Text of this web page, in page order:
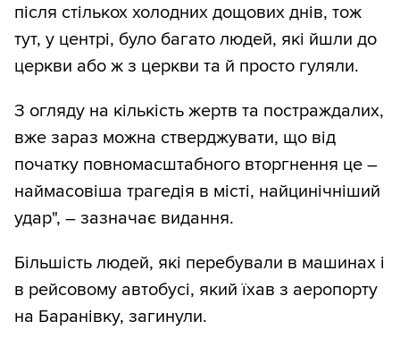
після стількох холодних дощових днів, тож
тут, у центрі, було багато людей, які йшли до
церкви або ж з церкви та й просто гуляли.
З огляду на кількість жертв та постраждалих,
вже зараз можна стверджувати, що від
початку повномасштабного вторгнення це –
наймасовіша трагедія в місті, найцинічніший
удар", – зазначає видання.
Більшість людей, які перебували в машинах і
в рейсовому автобусі, який їхав з аеропорту
на Баранівку, загинули.